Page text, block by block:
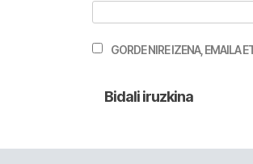
GORDE NIRE IZENA, EMAILA